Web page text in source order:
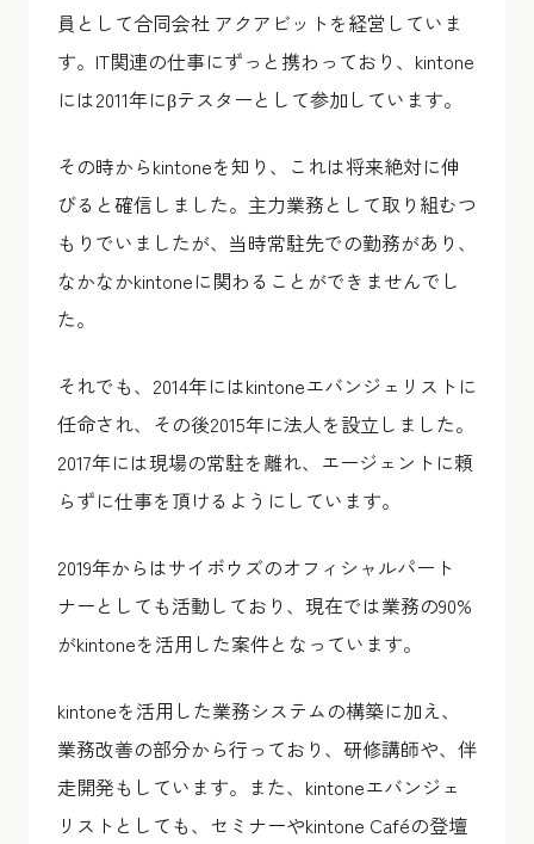
員として合同会社 アクアビットを経営していま
す。IT関連の仕事にずっと携わっており、kintone
には2011年にβテスターとして参加しています。
その時からkintoneを知り、これは将来絶対に伸
びると確信しました。主力業務として取り組むつ
もりでいましたが、当時常駐先での勤務があり、
なかなかkintoneに関わることができませんでし
た。
それでも、2014年にはkintoneエバンジェリストに
任命され、その後2015年に法人を設立しました。
2017年には現場の常駐を離れ、エージェントに頼
らずに仕事を頂けるようにしています。
2019年からはサイボウズのオフィシャルパート
ナーとしても活動しており、現在では業務の90%
がkintoneを活用した案件となっています。
kintoneを活用した業務システムの構築に加え、
業務改善の部分から行っており、研修講師や、伴
走開発もしています。また、kintoneエバンジェ
リストとしても、セミナーやkintone Caféの登壇